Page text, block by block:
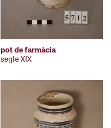
pot de farmàcia
segle XIX